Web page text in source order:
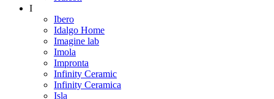
I
Ibero
Idalgo Home
Imagine lab
Imola
Impronta
Infinity Ceramic
Infinity Ceramica
Isla